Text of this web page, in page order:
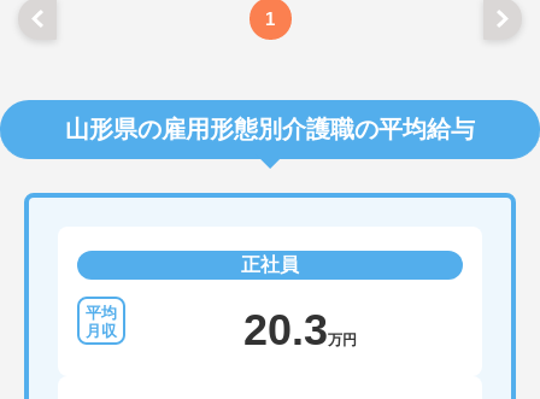
1
山形県の雇用形態別介護職の平均給与
正社員
20.3万円